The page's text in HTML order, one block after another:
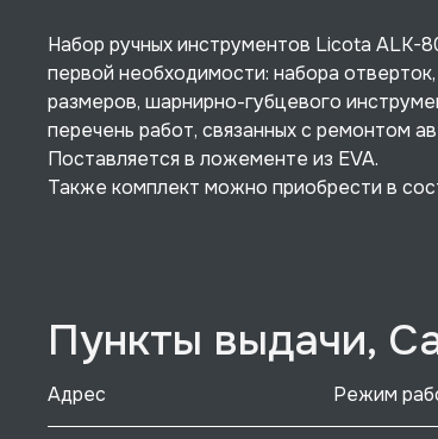
Набор ручных инструментов Licota ALK-
первой необходимости: набора
размеров, шарнирно-губцевого
перечень работ, связанных с ремонтом
Поставляется в ложементе из EVA.
Также комплект можно приобрести в
Пункты выдачи,
Адрес Режим